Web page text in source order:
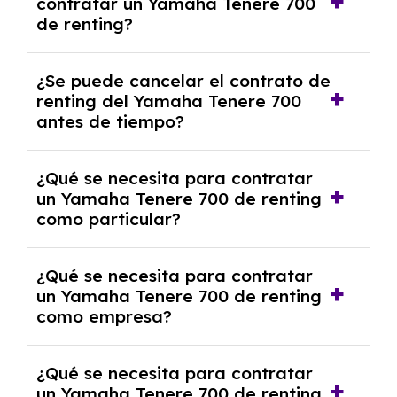
franquicia incluido dentro de las cuotas
mensuales.
de renting?
tendrás que pagar ningún tipo de entrada
salvo en casos que lo exija el proveedor
debido al resultado del estudio de viabilidad
económica.
¿Se puede cancelar el contrato de
renting del Yamaha Tenere 700
antes de tiempo?
pero puede haber penalizaciones por
cancelación anticipada. Es importante revisar
las condiciones del contrato y hablar con un
experto que te asesore.
¿Qué se necesita para contratar
un Yamaha Tenere 700 de renting
como particular?
y, en algunos casos, una consulta de solvencia
crediticia y un pago inicial.
¿Qué se necesita para contratar
un Yamaha Tenere 700 de renting
como empresa?
documentación financiera y, en algunos
¿Qué se necesita para contratar